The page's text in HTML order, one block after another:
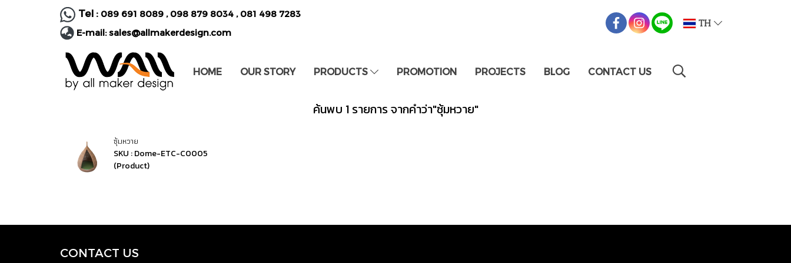
Tel : 089 691 8089 , 098 879 8034 , 081 498 7283
E-mail:sales@allmakerdesign.com
TH
HOME OUR STORY PRODUCTS PROMOTION PROJECTS BLOG CONTACT US
ค้นพบ 1 รายการ จากคำว่า"ซุ้มหวาย"
ซุ้มหวาย
SKU : Dome-ETC-C0005
(Product)
CONTACT US